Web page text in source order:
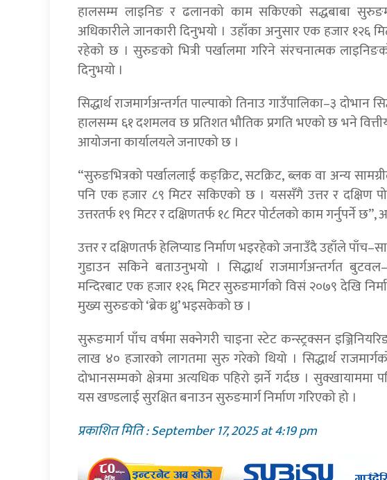
हालसम्म लाइनिङ र ढलानको काम सकिएको सद्धबाबा
अधिकारीले जानकारी दिनुभयो । उहाँका अनुसार एक हजार १२६
रहेको छ । सुरुङको भित्री पर्खालमा गरिने संरचनात्मक
दिनुभयो ।
सिद्धार्थ राजमार्गअन्तर्गत पाल्पाको तिनाउ गाउँपालिका–३ दोभान
हालसम्म ६१ दशमलव छ प्रतिशत भौतिक प्रगति भएको छ भने
आयोजना कार्यालयले जनाएको छ ।
“सुरुङभित्रको पर्खाललाई कङ्क्रिट, सटक्रिट, ब्लक वा अन्य
पनि एक हजार ८९ मिटर सकिएको छ । यससँगै उत्तर र दक्षिण
उत्तरतर्फ १९ मिटर र दक्षिणतर्फ १८ मिटर पोर्टलको काम गर्नुपर्ने
उत्तर र दक्षिणतर्फ हेलिप्याड निर्माण भइरहेको जनाउँदै उहाँले
गुडाउन सकिने बताउनुभयो । सिद्धार्थ राजमार्गअन्तर्गत
मन्दिरबाट एक हजार १२६ मिटर सुरुङमार्गको विसं २०७९ देखि
मुख्य सुरुङको ‘ब्रेक थ्रु’ भइसकेको छ ।
सुरूङमार्ग पाँच वर्षमा सक्नेगरी चाइना स्टेट कन्स्ट्रक्सन
लाख ४० हजारको लागतमा सुरु गरेको थियो । सिद्धार्थ
दोभानसम्मको क्षेत्रमा अत्यधिक पहिरो झर्ने गर्दछ । सुक्खायाममा
यस खण्डलाई सुरक्षित बनाउन सुरुङमार्ग निर्माण गरिएको हो ।
प्रकाशित मिति : September 17, 2025 at 4:19 pm